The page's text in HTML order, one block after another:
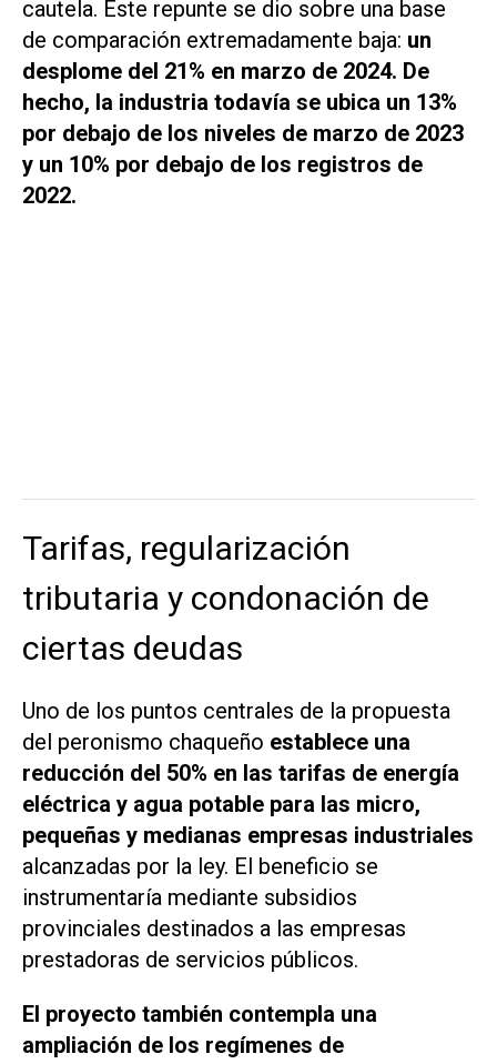
cautela. Este repunte se dio sobre una base
de comparación extremadamente baja: un
desplome del 21% en marzo de 2024. De
hecho, la industria todavía se ubica un 13%
por debajo de los niveles de marzo de 2023
y un 10% por debajo de los registros de
2022.
Tarifas, regularización
tributaria y condonación de
ciertas deudas
Uno de los puntos centrales de la propuesta
del peronismo chaqueño establece una
reducción del 50% en las tarifas de energía
eléctrica y agua potable para las micro,
pequeñas y medianas empresas industriales
alcanzadas por la ley. El beneficio se
instrumentaría mediante subsidios
provinciales destinados a las empresas
prestadoras de servicios públicos.
El proyecto también contempla una
ampliación de los regímenes de